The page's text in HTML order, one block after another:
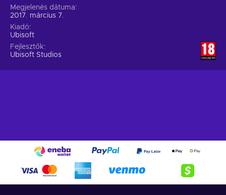
Megjelenés dátuma
2017. március 7.
Kiadó
Ubisoft
Fejlesztők
Ubisoft Studios